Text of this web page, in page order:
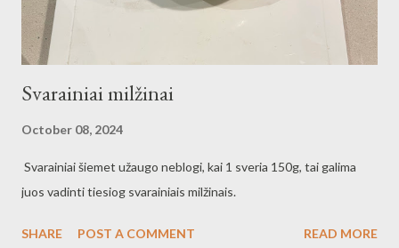
Svarainiai milžinai
October 08, 2024
Svarainiai šiemet užaugo neblogi, kai 1 sveria 150g, tai galima
juos vadinti tiesiog svarainiais milžinais.
SHARE POST A COMMENT READ MORE